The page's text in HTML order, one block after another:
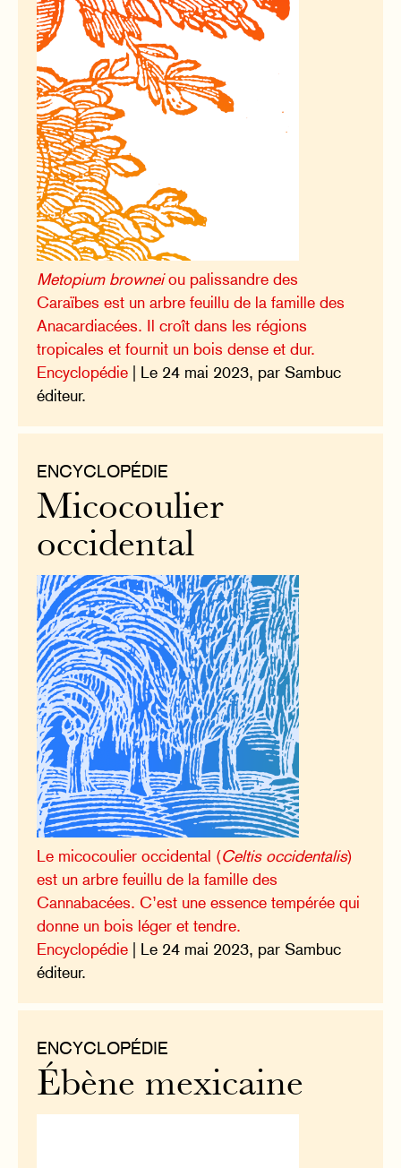
Metopium browneiou palissandre des
Caraïbes est un arbre feuillu de la famille des
Anacardiacées. Il croît dans les régions
tropicales et fournit un bois dense et dur.
Encyclopédie | Le 24 mai 2023, par Sambuc
éditeur.
ENCYCLOPÉDIE
Micocoulier
occidental
Le micocoulier occidental (Celtis occidentalis)
est un arbre feuillu de la famille des
Cannabacées. C’est une essence tempérée qui
donne un bois léger et tendre.
Encyclopédie | Le 24 mai 2023, par Sambuc
éditeur.
ENCYCLOPÉDIE
Ébène mexicaine